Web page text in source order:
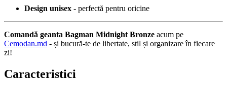
Design unisex - perfectă pentru oricine
Comandă geanta Bagman Midnight Bronze acum pe
Cemodan.md - și bucură-te de libertate, stil și organizare în fiecare
zi!
Caracteristici